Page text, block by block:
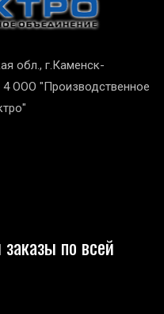
обл., г.Каменск-
4 ООО "Производственное
по всей